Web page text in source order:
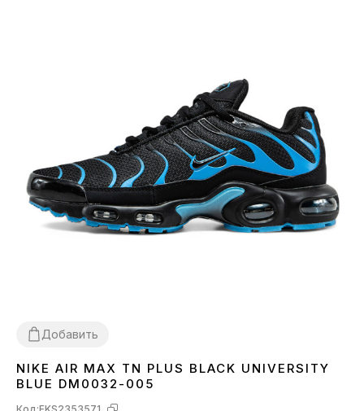
Добавить
4142 4344 45
NIKE AIR MAX TN PLUS BLACK UNIVERSITY
BLUE DM0032-005